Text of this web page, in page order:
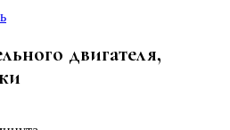
двигателя,